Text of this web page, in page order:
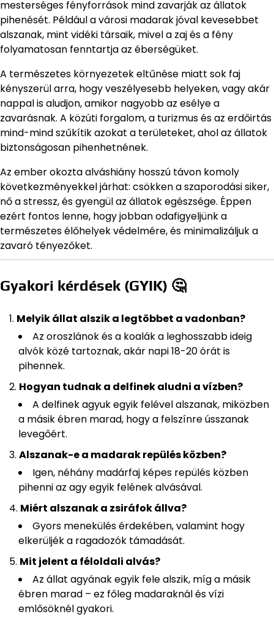
mesterséges fényforrások mind zavarják az állatok
pihenését. Például a városi madarak jóval kevesebbet
alszanak, mint vidéki társaik, mivel a zaj és a fény
folyamatosan fenntartja az éberségüket.
A természetes környezetek eltűnése miatt sok faj
kényszerül arra, hogy veszélyesebb helyeken, vagy akár
nappal is aludjon, amikor nagyobb az esélye a
zavarásnak. A közúti forgalom, a turizmus és az erdőirtás
mind-mind szűkítik azokat a területeket, ahol az állatok
biztonságosan pihenhetnének.
Az ember okozta alváshiány hosszú távon komoly
következményekkel járhat: csökken a szaporodási siker,
nő a stressz, és gyengül az állatok egészsége. Éppen
ezért fontos lenne, hogy jobban odafigyeljünk a
természetes élőhelyek védelmére, és minimalizáljuk a
zavaró tényezőket.
Gyakori kérdések (GYIK) 🤔
Melyik állat alszik a legtöbbet a vadonban?
Az oroszlánok és a koalák a leghosszabb ideig
alvók közé tartoznak, akár napi 18-20 órát is
pihennek.
Hogyan tudnak a delfinek aludni a vízben?
A delfinek agyuk egyik felével alszanak, miközben
a másik ébren marad, hogy a felszínre ússzanak
levegőért.
Alszanak-e a madarak repülés közben?
Igen, néhány madárfaj képes repülés közben
pihenni az agy egyik felének alvásával.
Miért alszanak a zsiráfok állva?
Gyors menekülés érdekében, valamint hogy
elkerüljék a ragadozók támadását.
Mit jelent a féloldali alvás?
Az állat agyának egyik fele alszik, míg a másik
ébren marad – ez főleg madaraknál és vízi
emlősöknél gyakori.